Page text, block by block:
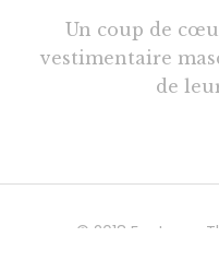
Un coup de
vestimentaire
de
© 2018 Factory -